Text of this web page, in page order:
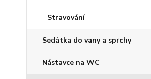
Stravování
Sedátka do vany a sprchy
Nástavce na WC